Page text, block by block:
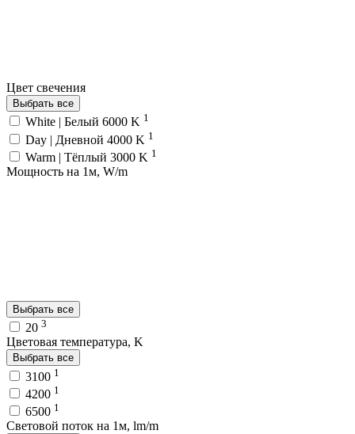
Цвет свечения
Выбрать все
White | Белый 6000 K 1
Day | Дневной 4000 K 1
Warm | Тёплый 3000 K 1
Мощность на 1м, W/m
Выбрать все
20 3
Цветовая температура, K
Выбрать все
3100 1
4200 1
6500 1
Световой поток на 1м, lm/m